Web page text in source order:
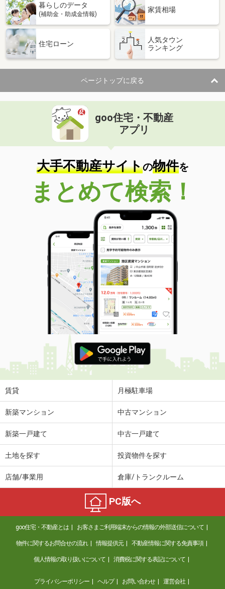
暮らしのデータ
(補助金・助成金情報)
家賃相場
住宅ローン
人気タウン
ランキング
ページトップに戻る
goo住宅・不動産
アプリ
大手不動産サイトの物件を
まとめて検索！
賃貸 月極駐車場
新築マンション 中古マンション
新築一戸建て 中古一戸建て
土地を探す 投資物件を探す
店舗/事業用 倉庫/トランクルーム
PC版へ
goo住宅・不動産とは お客さまご利用端末からの情報の外部送信について
物件に関するお問合せの流れ 情報提供元 不動産情報に関する免責事項
個人情報の取り扱いについて 消費税に関する表記について
プライバシーポリシー ヘルプ お問い合わせ 運営会社